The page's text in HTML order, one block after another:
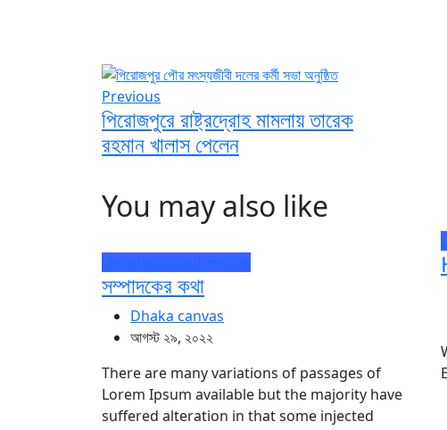
Previous
পিরোজপুরে রাষ্ট্রদ্রোহ মামলায় তারেক
রহমান খালাস পেলেন
You may also like
Uncategorized সম্পাদকিয়
সম্পাদকের কথা
Dhaka canvas
আগস্ট ২৯, ২০২২
There are many variations of passages of
Lorem Ipsum available but the majority have
suffered alteration in that some injected